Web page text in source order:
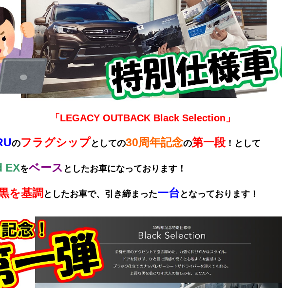
「LEGACY OUTBACK Black Selection」
のフラグシップとしての30周年記念の第一段 ！として
EXをベース としたお車になっております！
を基調 としたお車で、引き締まった一台 となっております！